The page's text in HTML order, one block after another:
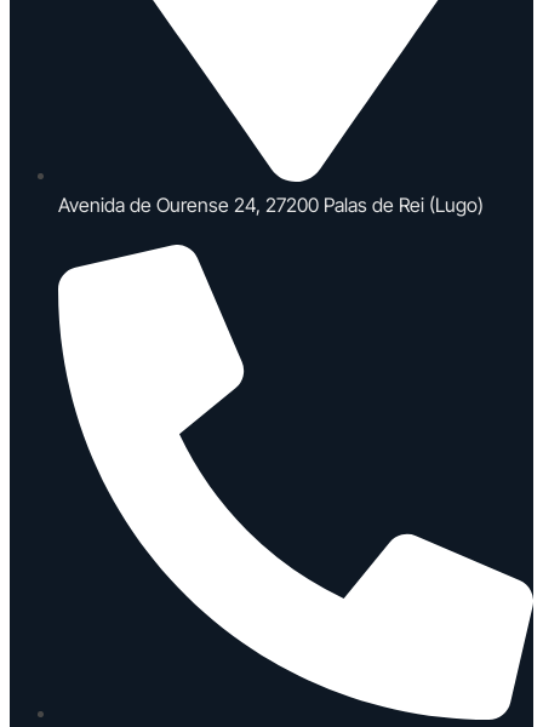
Avenida de Ourense 24, 27200 Palas de Rei (Lugo)